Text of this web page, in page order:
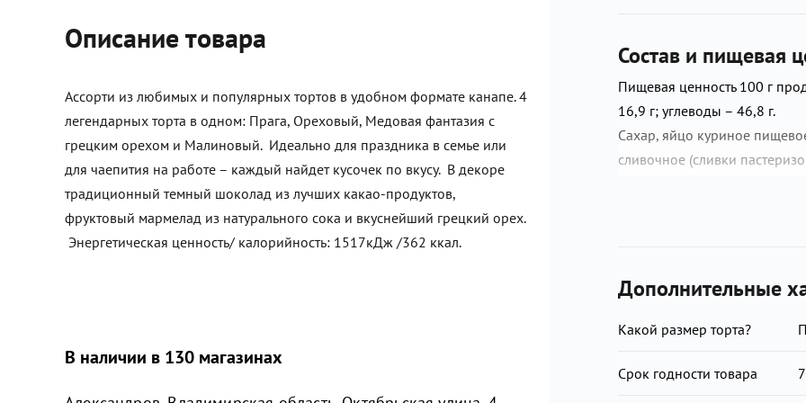
Описание товара
Ассорти из любимых и популярных тортов в удобном формате канапе. 4
легендарных торта в одном: Прага, Ореховый, Медовая фантазия с
грецким орехом и Малиновый. Идеально для праздника в семье или
для чаепития на работе – каждый найдет кусочек по вкусу. В декоре
традиционный темный шоколад из лучших какао-продуктов,
фруктовый мармелад из натурального сока и вкуснейший грецкий орех.
Энергетическая ценность/ калорийность: 1517кДж /362 ккал.
В наличии в 130 магазинах
Состав и пищевая
Пищевая ценность 100 г
16,9 г; углеводы – 46,8 г.
Сахар, яйцо куриное
сливочное (сливки
цельное, сыворотка
(рафинированные
модифицированном виде,
(какао тёртое, сахар, масло
молоко, крахмал
Дополнительные
Какой размер торта?
Срок годности товара